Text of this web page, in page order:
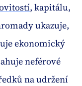
, kapitálu,
ukazuje,
ekonomický
neférové
na udržení